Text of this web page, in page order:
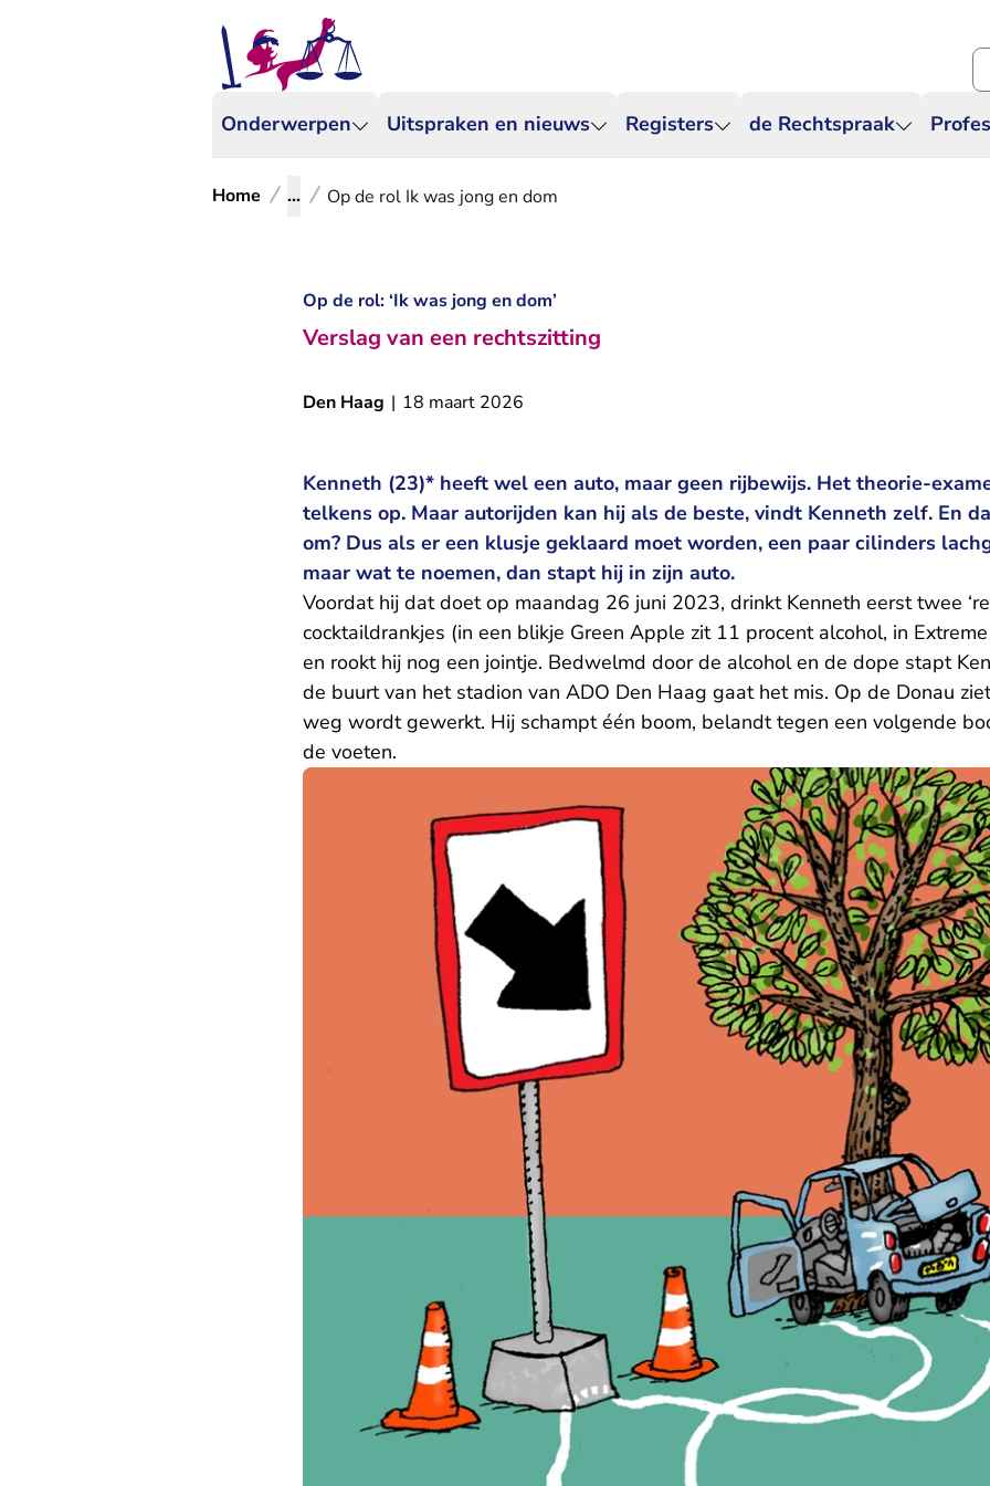
Onderwerpen Uitspraken en nieuws Registers de Rechtspraak
Home ... Op de rol Ik was jong en dom
Op de rol: ‘Ik was jong en dom’
Verslag van een rechtszitting
Den Haag | 18 maart 2026
Kenneth (23)* heeft wel een auto, maar geen rijbewijs. Het theorie-
telkens op. Maar autorijden kan hij als de beste, vindt Kenneth zelf. En
om? Dus als er een klusje geklaard moet worden, een paar cilinders
maar wat te noemen, dan stapt hij in zijn auto.
Voordat hij dat doet op maandag 26 juni 2023, drinkt Kenneth eerst twee
cocktaildrankjes (in een blikje Green Apple zit 11 procent alcohol, in
en rookt hij nog een jointje. Bedwelmd door de alcohol en de dope stapt
de buurt van het stadion van ADO Den Haag gaat het mis. Op de Donau
weg wordt gewerkt. Hij schampt één boom, belandt tegen een volgende
de voeten.